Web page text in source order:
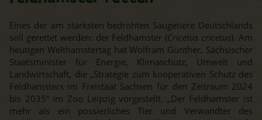
Eines der am stärksten bedrohten Säugetiere Deutschlands
soll gerettet werden: der Feldhamster (Cricetus cricetus). Am
heutigen Welthamstertag hat Wolfram Günther, Sächsischer
Staatsminister für Energie, Klimaschutz, Umwelt und
Landwirtschaft, die „Strategie zum kooperativen Schutz des
Feldhamsters im Freistaat Sachsen für den Zeitraum 2024
bis 2035“ im Zoo Leipzig vorgestellt. „Der Feldhamster ist
mehr als ein possierliches Tier und Verwandter des